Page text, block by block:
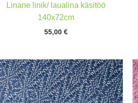
Linane linik/ laualina käsitöö
140x72cm
55,00€